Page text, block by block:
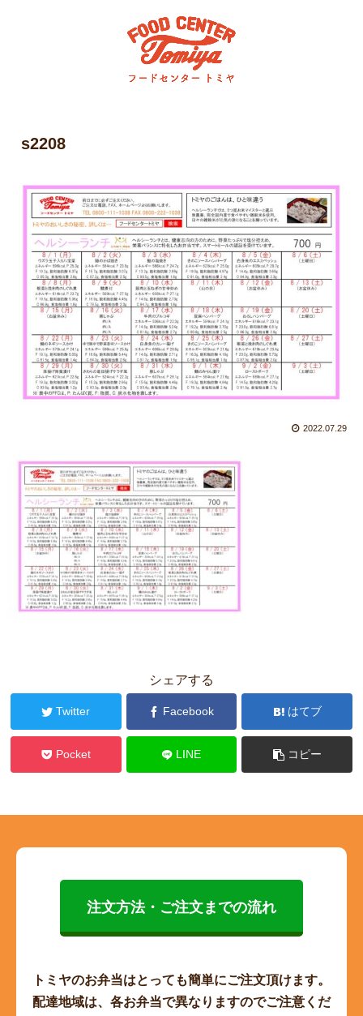
s2208
2022.07.29
シェアする
Twitter Facebook はてブ
Pocket LINE コピー
注文方法・ご注文までの流れ
トミヤのお弁当はとっても簡単にご注文頂けます。
配達地域は、各お弁当で異なりますのでご注意くだ